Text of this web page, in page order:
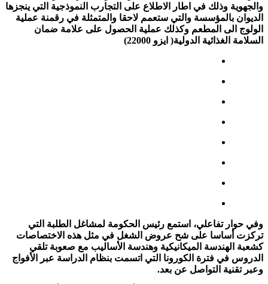
والجهوية وذلك في اطار الاطلاع على التجارب النموذجية التي ينجزها
الديوان بالمؤسسة والتي ستعمم لاحقا والمتمثلة في رقمنة عملية
الولوج الى المطعم وكذلك عملية الحصول على علامة ضمان
السلامة الغذائية الدولية( ايزو 22000)
وفي حوار تفاعلي، استمع رئيس الحكومة لمشاغل الطلبة التي
تركزت أساسا على شح عروض الشغل في مثل هذه الاختصاصات
كشعبة الهندسة الميكانيكية وهندسة الأساليب مع صعوبة تلقي
الدروس في فترة الكورونا التي اتسمت بنظام الدراسة عبر الأفواج
وعبر تقنية التواصل عن بعد.